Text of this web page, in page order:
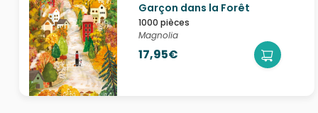
Garçon dans la Forêt
1000 pièces
Magnolia
17,95€